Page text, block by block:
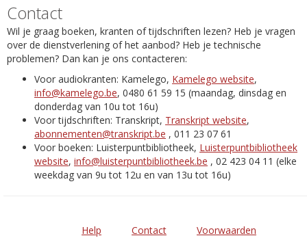
Contact
Wil je graag boeken, kranten of tijdschriften lezen? Heb je vragen
over de dienstverlening of het aanbod? Heb je technische
problemen? Dan kan je ons contacteren:
Voor audiokranten: Kamelego, Kamelego website,
info@kamelego.be, 0480 61 59 15 (maandag, dinsdag en
donderdag van 10u tot 16u)
Voor tijdschriften: Transkript, Transkript website,
abonnementen@transkript.be , 011 23 07 61
Voor boeken: Luisterpuntbibliotheek, Luisterpuntbibliotheek
website, info@luisterpuntbibliotheek.be , 02 423 04 11 (elke
weekdag van 9u tot 12u en van 13u tot 16u)
Help Contact
Voorwaarden